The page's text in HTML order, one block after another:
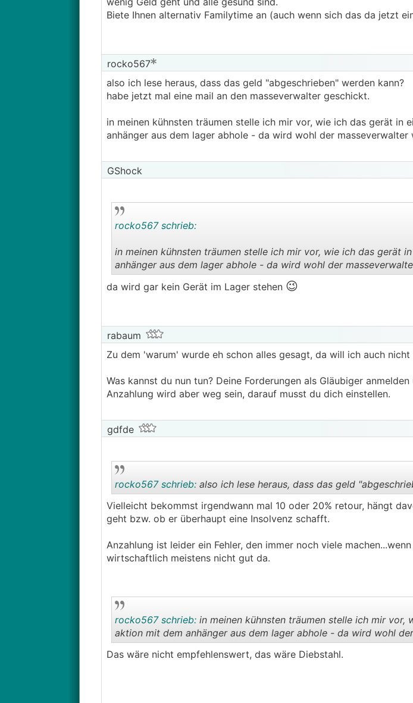
Biete Ihnen alternativ Familytime an (auch wenn sich das da jetzt
rocko567
also ich lese heraus, dass das geld "abgeschrieben" werden kann?
habe jetzt mal eine mail an den masseverwalter geschickt.
in meinen kühnsten träumen stelle ich mir vor, wie ich das gerät in
anhänger aus dem lager abhole - da wird wohl der masseverwalter
GShock
..
rocko567 schrieb:
in meinen kühnsten träumen stelle ich mir vor, wie ich das gerät
anhänger aus dem lager abhole - da wird wohl der
da wird gar kein Gerät im Lager stehen 😉
rabaum
Zu dem 'warum' wurde eh schon alles gesagt, da will ich auch
Was kannst du nun tun? Deine Forderungen als Gläubiger
Anzahlung wird aber weg sein, darauf musst du dich einstellen.
gdfde
rocko567 schrieb:also ich lese heraus, dass das geld
Vielleicht bekommst irgendwann mal 10 oder 20% retour, hängt
geht bzw. ob er überhaupt eine Insolvenz schafft.
Anzahlung ist leider ein Fehler, den immer noch viele
wirtschaftlich meistens nicht gut da.
rocko567 schrieb:in meinen kühnsten träumen stelle ich mir vor,
aktion mit dem anhänger aus dem lager abhole - da wird wohl
Das wäre nicht empfehlenswert, das wäre Diebstahl.